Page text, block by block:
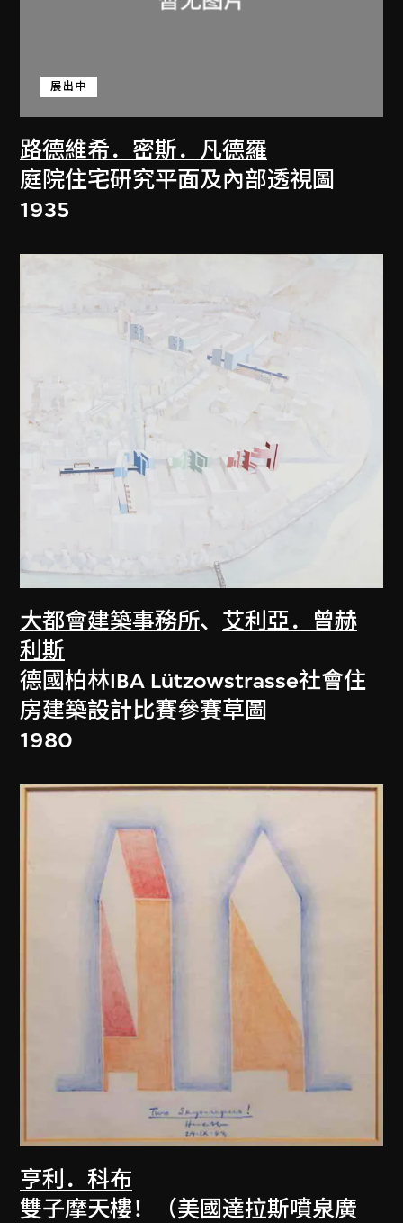
路德維希．密斯．凡德羅
展出中
庭院住宅研究平面及內部透視圖
1935
大都會建築事務所、 艾利亞．曾赫
利斯
德國柏林IBA Lützowstrasse社會住
房建築設計比賽參賽草圖
1980
亨利．科布
雙子摩天樓！（美國達拉斯噴泉廣